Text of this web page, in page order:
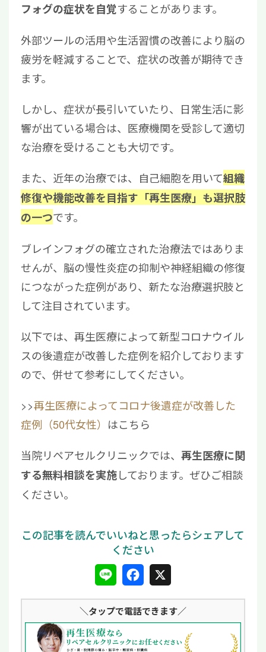
フォグの症状を自覚することがあります。
外部ツールの活用や生活習慣の改善により脳の
疲労を軽減することで、症状の改善が期待でき
ます。
しかし、症状が長引いていたり、日常生活に影
響が出ている場合は、医療機関を受診して適切
な治療を受けることも大切です。
また、近年の治療では、自己細胞を用いて組織
修復や機能改善を目指す「再生医療」も選択肢
の一つです。
ブレインフォグの確立された治療法ではありま
せんが、脳の慢性炎症の抑制や神経組織の修復
につながった症例があり、新たな治療選択肢と
して注目されています。
以下では、再生医療によって新型コロナウイル
スの後遺症が改善した症例を紹介しております
ので、併せて参考にしてください。
>>再生医療によってコロナ後遺症が改善した
症例（50代女性） はこちら
当院リペアセルクリニックでは、 再生医療に関
する無料相談を実施しております。ぜひご相談
ください。
L
n
e
F
c
e
X
＼タップで電話できます／